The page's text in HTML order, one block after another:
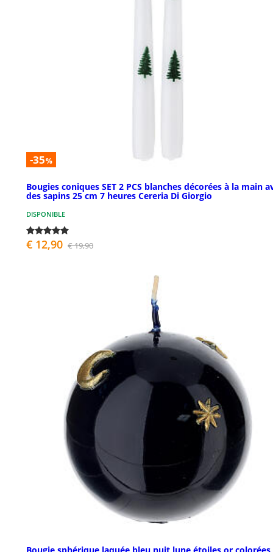
-35%
Bougies coniques SET 2 PCS blanches décorées à la main
des sapins 25 cm 7 heures Cereria Di Giorgio
DISPONIBLE
€ 12,90 € 19,90